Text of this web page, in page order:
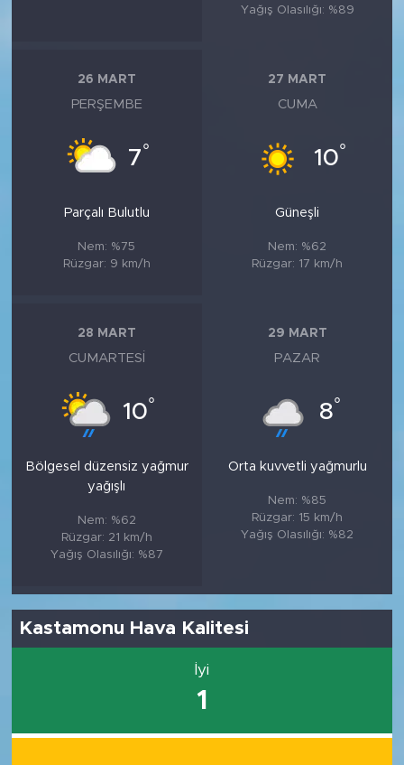
Yağış Olasılığı: %89
26 MART
PERŞEMBE
7°
Parçalı Bulutlu
Nem: %75
Rüzgar: 9 km/h
27 MART
CUMA
10°
Güneşli
Nem: %62
Rüzgar: 17 km/h
28 MART
CUMARTESI
10°
Bölgesel düzensiz yağmur
yağışlı
Nem: %62
Rüzgar: 21 km/h
Yağış Olasılığı: %87
29 MART
PAZAR
8°
Orta kuvvetli yağmurlu
Nem: %85
Rüzgar: 15 km/h
Yağış Olasılığı: %82
Kastamonu Hava Kalitesi
İyi
1